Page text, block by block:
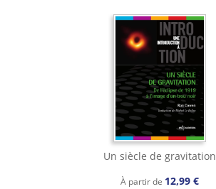
Un siècle de gravitation
À partir de 12,99 €